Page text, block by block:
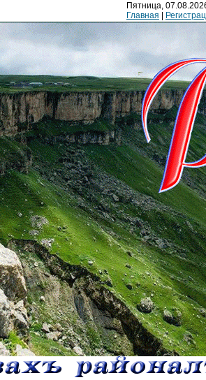
Пятница,
Главная